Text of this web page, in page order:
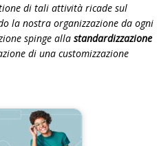
di tali attività ricade sul
la nostra organizzazione da ogni
spinge alla standardizzazione
di una customizzazione